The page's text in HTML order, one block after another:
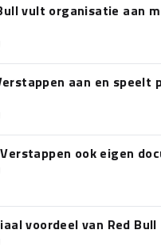
vult organisatie aan
aan en speelt
ook eigen
voordeel van Red